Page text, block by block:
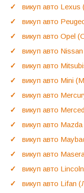
викуп авто Lexus
викуп авто
викуп авто Opel
викуп авто Nissan
викуп авто
викуп авто Mini
викуп авто
викуп авто
викуп авто
викуп авто
викуп авто
викуп авто
викуп авто Lifan